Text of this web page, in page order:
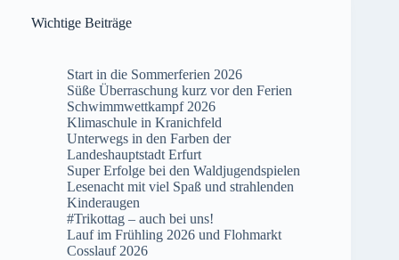
Wichtige Beiträge
Start in die Sommerferien 2026
Süße Überraschung kurz vor den Ferien
Schwimmwettkampf 2026
Klimaschule in Kranichfeld
Unterwegs in den Farben der
Landeshauptstadt Erfurt
Super Erfolge bei den Waldjugendspielen
Lesenacht mit viel Spaß und strahlenden
Kinderaugen
#Trikottag – auch bei uns!
Lauf im Frühling 2026 und Flohmarkt
Cosslauf 2026